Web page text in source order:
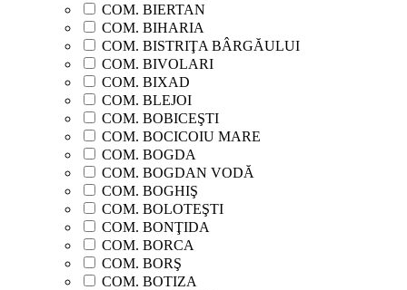
COM. BIERTAN
COM. BIHARIA
COM. BISTRIŢA BÂRGĂULUI
COM. BIVOLARI
COM. BIXAD
COM. BLEJOI
COM. BOBICEŞTI
COM. BOCICOIU MARE
COM. BOGDA
COM. BOGDAN VODĂ
COM. BOGHIŞ
COM. BOLOTEŞTI
COM. BONŢIDA
COM. BORCA
COM. BORŞ
COM. BOTIZA